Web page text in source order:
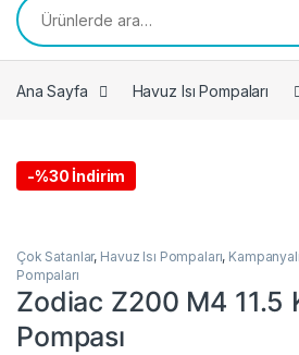
Ana Sayfa Havuz Isı Pompaları
-%30 İndirim
Çok Satanlar, Havuz Isı Pompaları,
Pompaları
Zodiac Z200 M4 11.5
Pompası